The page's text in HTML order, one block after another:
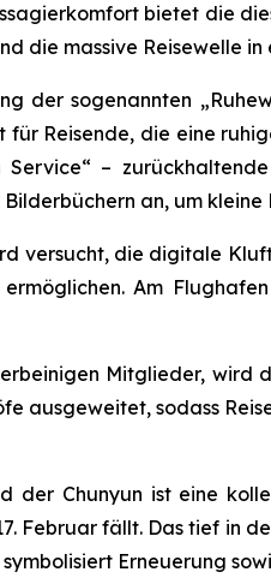
bietet die
die massive Reisewelle
der sogenannten
Reisende, die eine
–
an, um
versucht, die digitale
Am
Mitglieder, wird
ausgeweitet, sodass
der Chunyun ist eine
Februar fällt. Das tief in
Erneuerung